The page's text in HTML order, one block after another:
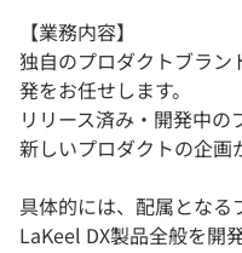
【業務内容】
独自のプロダクトブラン
発をお任せします。
リリース済み・開発中の
新しいプロダクトの企画
具体的には、配属となる
LaKeel DX製品全般を開